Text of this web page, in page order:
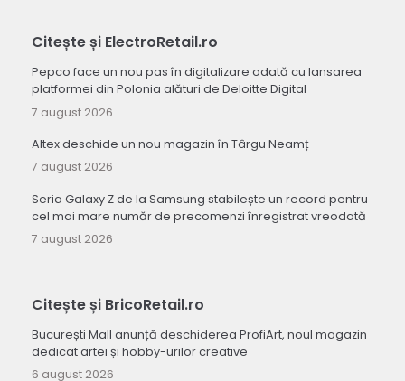
Citește și ElectroRetail.ro
Pepco face un nou pas în digitalizare odată cu lansarea
platformei din Polonia alături de Deloitte Digital
7 august 2026
Altex deschide un nou magazin în Târgu Neamț
7 august 2026
Seria Galaxy Z de la Samsung stabilește un record pentru
cel mai mare număr de precomenzi înregistrat vreodată
7 august 2026
Citește și BricoRetail.ro
București Mall anunță deschiderea ProfiArt, noul magazin
dedicat artei și hobby-urilor creative
6 august 2026